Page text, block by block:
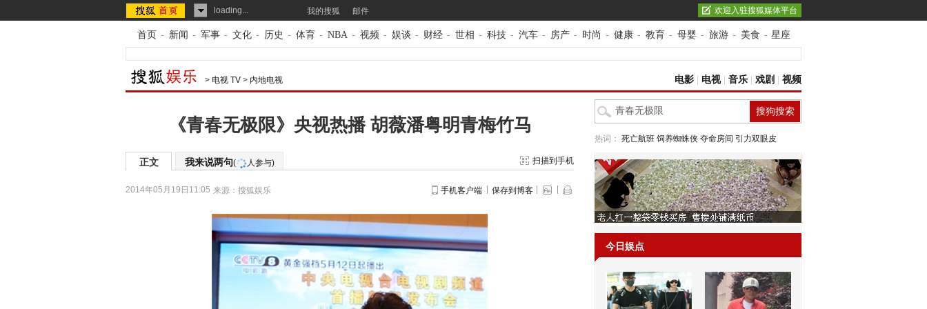
loading... 我的搜狐 邮件 欢迎入驻搜狐媒体平台
首页 - 新闻 - 军事 - 文化 - 历史 - 体育 - NBA - 视频 - 娱谈 - 财经 - 世相 - 科技 - 汽车 - 房产 - 时尚 - 健康 - 教育 - 母婴 - 旅游 - 美食 - 星座
> 电视 TV > 内地电视 电影 电视| 音乐 戏剧 视频
《青春无极限》央视热播 胡薇潘粤明青梅竹马
正文 我来说两句( 人参与) 扫描到手机
2014年05月19日11:05 来源： 搜狐娱乐 手机客户端 保存到博客
热词： 死亡航班 饲养蜘蛛侠 夺命房间 引力双眼皮
今日娱点